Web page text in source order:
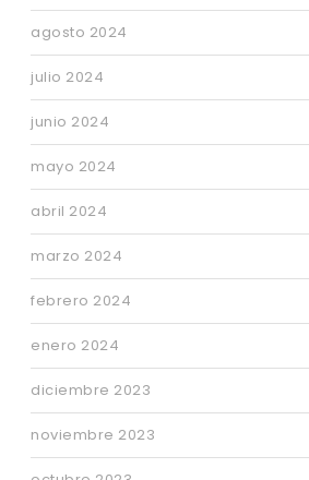
agosto 2024
julio 2024
junio 2024
mayo 2024
abril 2024
marzo 2024
febrero 2024
enero 2024
diciembre 2023
noviembre 2023